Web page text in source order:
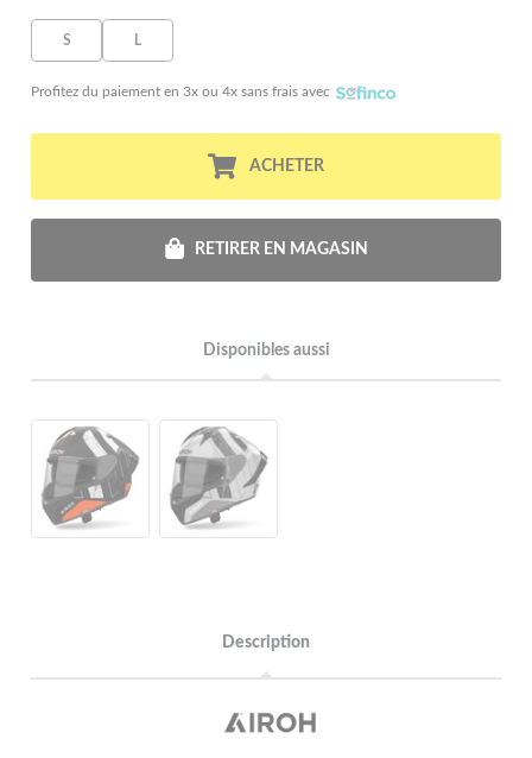
S L
Profitez du paiement en 3x ou 4x sans frais avec
ACHETER
RETIRER EN MAGASIN
Disponibles aussi
Description